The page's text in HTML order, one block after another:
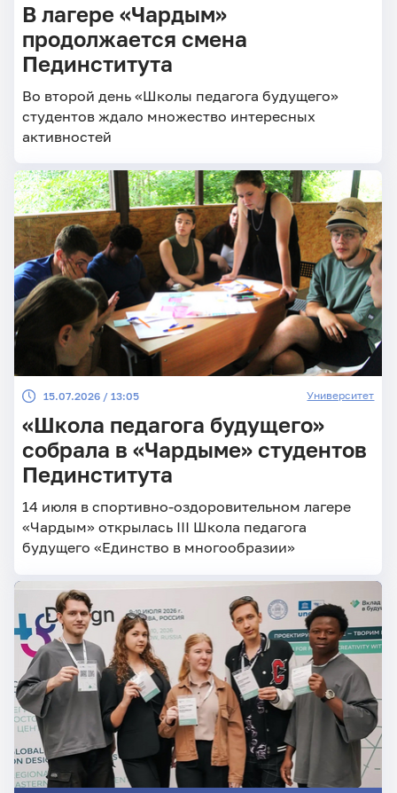
В лагере «Чардым»
продолжается смена
Пединститута
Во второй день «Школы педагога будущего»
студентов ждало множество интересных
активностей
15.07.2026 / 13:05 Университет
«Школа педагога будущего»
собрала в «Чардыме» студентов
Пединститута
14 июля в спортивно-оздоровительном лагере
«Чардым» открылась III Школа педагога
будущего «Единство в многообразии»